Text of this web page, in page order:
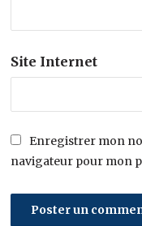
Site Internet
Enregistrer mon
navigateur pour mon